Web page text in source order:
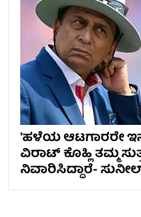
'ಹಳೆಯ ಆಟಗಾರರೇ
ವಿರಾಟ್ ಕೊಹ್ಲಿ ತಮ್ಮ
ನಿವಾರಿಸಿದ್ದಾರೆ-